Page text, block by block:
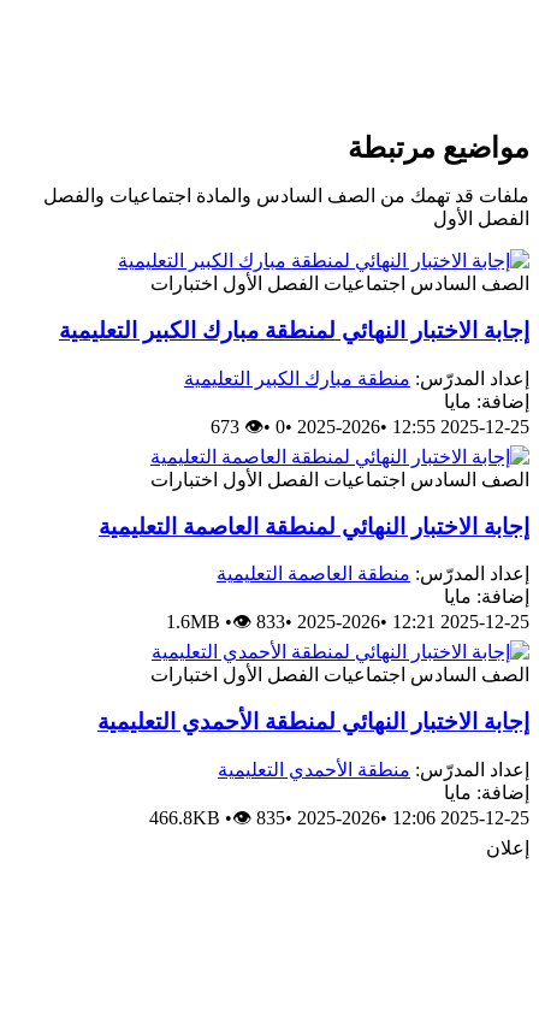
مرتبطة
قد تهمك من الصف السادس والمادة اجتماعيات والفصل
الأول
السادس اجتماعيات الفصل الأول اختبارات
الاختبار النهائي لمنطقة مبارك الكبير التعليمية
المدرّس: منطقة مبارك الكبير التعليمية
مايا
2025-12-25
•
2025-2026
•
0
•
👁 673
السادس اجتماعيات الفصل الأول اختبارات
الاختبار النهائي لمنطقة العاصمة التعليمية
المدرّس: منطقة العاصمة التعليمية
مايا
2025-12-25
•
2025-2026
•
1.6MB •👁 833
السادس اجتماعيات الفصل الأول اختبارات
الاختبار النهائي لمنطقة الأحمدي التعليمية
المدرّس: منطقة الأحمدي التعليمية
مايا
2025-12-25
•
2025-2026
•
466.8KB •👁 835